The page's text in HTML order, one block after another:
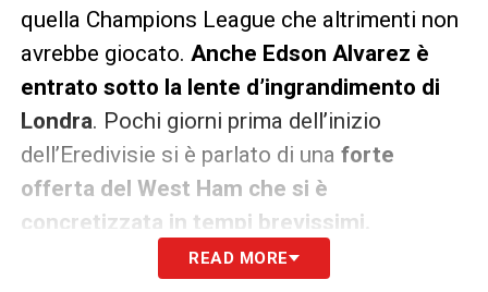
quella Champions League che altrimenti non
avrebbe giocato. Anche Edson Alvarez è
entrato sotto la lente d’ingrandimento di
Londra. Pochi giorni prima dell’inizio
dell’Eredivisie si è parlato di una forte
offerta del West Ham che si è
concretizzata in tempi brevissimi.
SMAL E ZERROUKI– Un terzino sinistro e un
READ MORE